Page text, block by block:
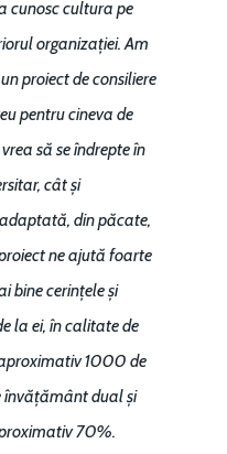
cunosc cultura pe
organizației. Am
proiect de consiliere
pentru cineva de
să se îndrepte în
cât și
din păcate,
ne ajută foarte
bine cerințele și
la ei, în calitate de
1000 de
învățământ dual și
70%.
predictibilitate,
concurenţă.
Soluții de
IMM
Redresare vs.
Fiscalitate pentru o
Durabilă
Martie 2016
Agribusiness
Politici Europene în
Economie
Piața gazelor naturale:
predictibilitate,
concurență.
Burse pentru
Contact
Daniel Apostol
Email: